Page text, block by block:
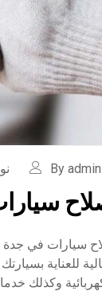
By admin
سيارات في جدة
للعناية
وكذلك